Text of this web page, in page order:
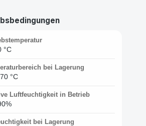
°C
bei Lagerung
°C
Luftfeuchtigkeit in Betrieb
bei Lagerung